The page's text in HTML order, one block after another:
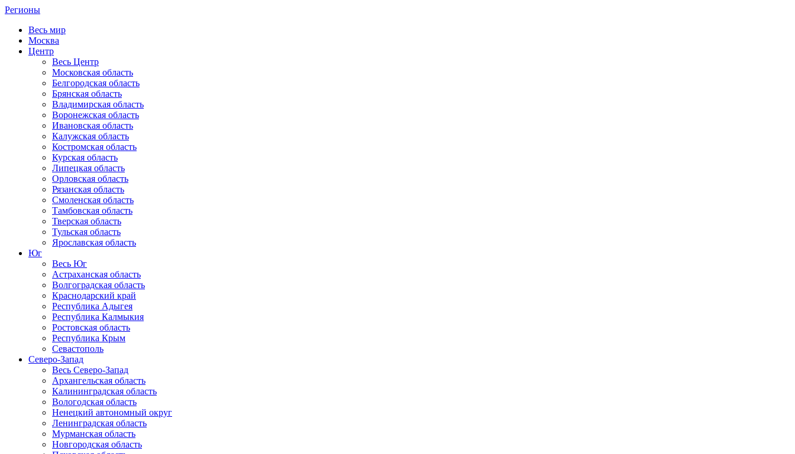
Регионы
Весь мир
Москва
Центр
Весь Центр
Московская область
Белгородская область
Брянская область
Владимирская область
Воронежская область
Ивановская область
Калужская область
Костромская область
Курская область
Липецкая область
Орловская область
Рязанская область
Смоленская область
Тамбовская область
Тверская область
Тульская область
Ярославская область
Юг
Весь Юг
Астраханская область
Волгоградская область
Краснодарский край
Республика Адыгея
Республика Калмыкия
Ростовская область
Республика Крым
Севастополь
Северо-Запад
Весь Северо-Запад
Архангельская область
Калининградская область
Вологодская область
Ненецкий автономный округ
Ленинградская область
Мурманская область
Новгородская область